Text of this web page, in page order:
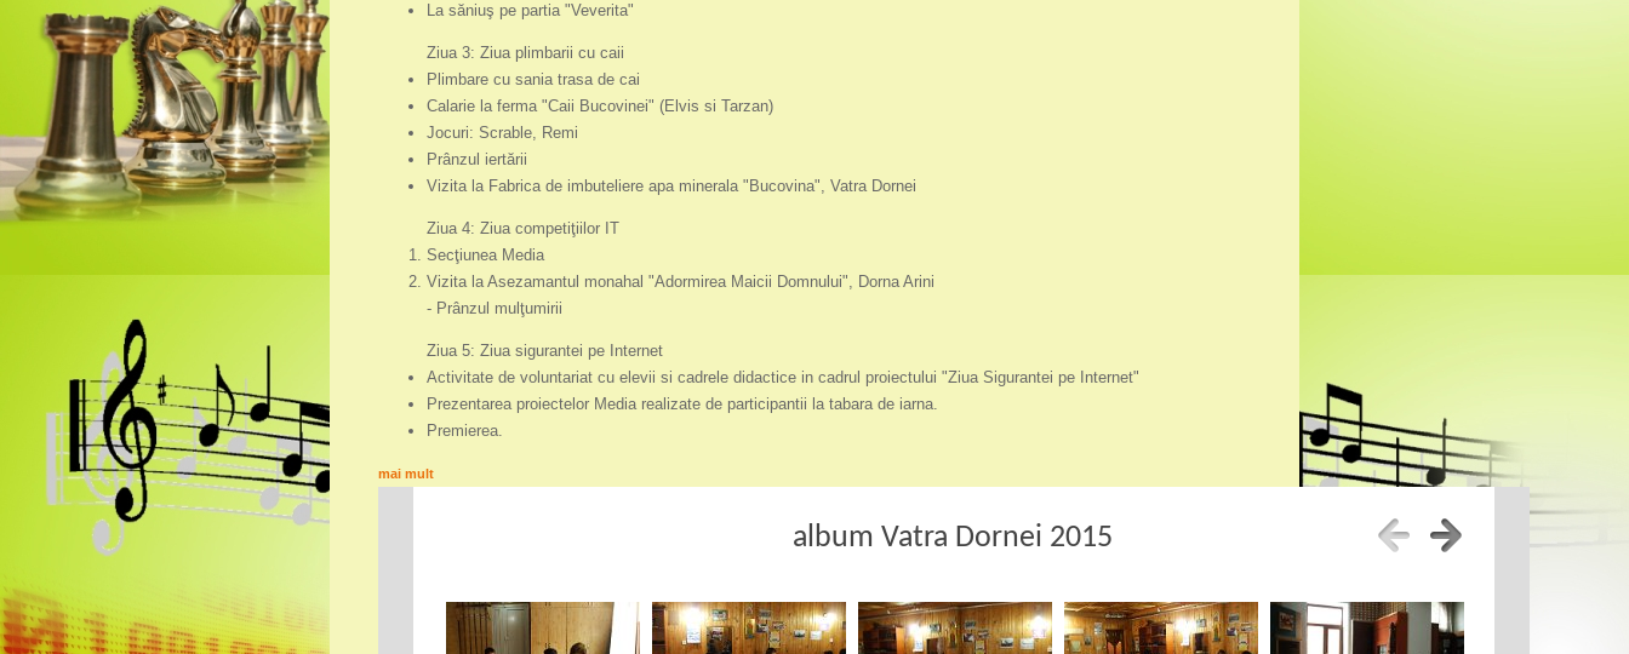
La săniuş pe partia "Veverita"
Ziua 3: Ziua plimbarii cu caii
Plimbare cu sania trasa de cai
Calarie la ferma "Caii Bucovinei" (Elvis si Tarzan)
Jocuri: Scrable, Remi
Prânzul iertării
Vizita la Fabrica de imbuteliere apa minerala "Bucovina", Vatra Dornei
Ziua 4: Ziua competiţiilor IT
Secţiunea Media
Vizita la Asezamantul monahal "Adormirea Maicii Domnului", Dorna Arini
- Prânzul mulţumirii
Ziua 5: Ziua sigurantei pe Internet
Activitate de voluntariat cu elevii si cadrele didactice in cadrul proiectului "Ziua Sigurantei pe Internet"
Prezentarea proiectelor Media realizate de participantii la tabara de iarna.
Premierea.
mai mult